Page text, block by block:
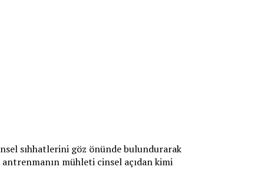
sıhhatlerini göz önünde bulundurarak
mühleti cinsel açıdan kimi